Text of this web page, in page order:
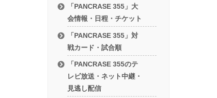
「PANCRASE 355」大
会情報・日程・チケット
「PANCRASE 355」対
戦カード・試合順
「PANCRASE 355のテ
レビ放送・ネット中継・
見逃し配信